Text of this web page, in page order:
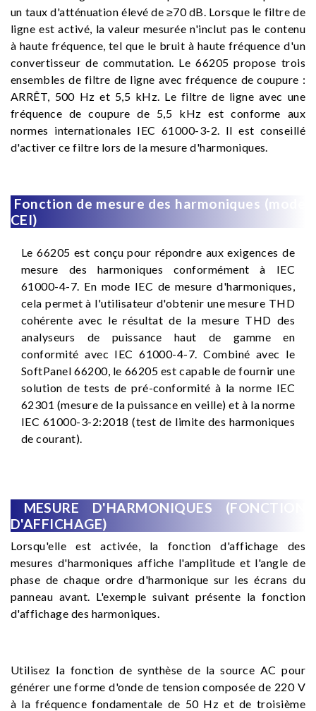
un taux d'atténuation élevé de ≥70 dB. Lorsque le filtre de
ligne est activé, la valeur mesurée n'inclut pas le contenu
à haute fréquence, tel que le bruit à haute fréquence d'un
convertisseur de commutation. Le 66205 propose trois
ensembles de filtre de ligne avec fréquence de coupure :
ARRÊT, 500 Hz et 5,5 kHz. Le filtre de ligne avec une
fréquence de coupure de 5,5 kHz est conforme aux
normes internationales IEC 61000-3-2. Il est conseillé
d'activer ce filtre lors de la mesure d'harmoniques.
Fonction de mesure des harmoniques (mode
CEI)
Le 66205 est conçu pour répondre aux exigences de
mesure des harmoniques conformément à IEC
61000-4-7. En mode IEC de mesure d'harmoniques,
cela permet à l'utilisateur d'obtenir une mesure THD
cohérente avec le résultat de la mesure THD des
analyseurs de puissance haut de gamme en
conformité avec IEC 61000-4-7. Combiné avec le
SoftPanel 66200, le 66205 est capable de fournir une
solution de tests de pré-conformité à la norme IEC
62301 (mesure de la puissance en veille) et à la norme
IEC 61000-3-2:2018 (test de limite des harmoniques
de courant).
MESURE D'HARMONIQUES (FONCTION
D'AFFICHAGE)
Lorsqu'elle est activée, la fonction d'affichage des
mesures d'harmoniques affiche l'amplitude et l'angle de
phase de chaque ordre d'harmonique sur les écrans du
panneau avant. L'exemple suivant présente la fonction
d'affichage des harmoniques.
Utilisez la fonction de synthèse de la source AC pour
générer une forme d'onde de tension composée de 220 V
à la fréquence fondamentale de 50 Hz et de troisième